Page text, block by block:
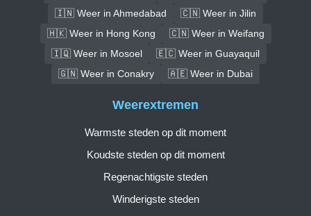
🇮🇳 Weer in Ahmedabad
🇨🇳 Weer in Jilin
🇭🇰 Weer in Hong Kong
🇨🇳 Weer in Weifang
🇮🇶 Weer in Mosoel
🇪🇨 Weer in Guayaquil
🇬🇳 Weer in Conakry
🇦🇪 Weer in Dubai
Weerextremen
Warmste steden op dit moment
Koudste steden op dit moment
Regenachtigste steden
Winderigste steden